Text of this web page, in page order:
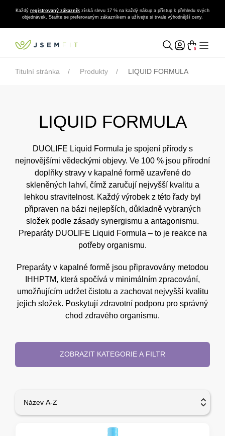
Každý registrovaný zákazník získá slevu 17 % na každý nákup a přístup k přehledu svých
objednávek. Staňte se preferovaným zákazníkem a užívejte si trvale výhodnější ceny.
0
Titulní stránka Produkty LIQUID FORMULA
LIQUID FORMULA
DUOLIFE Liquid Formula je spojení přírody s
nejnovějšími vědeckými objevy. Ve 100 % jsou přírodní
doplňky stravy v kapalné formě uzavřené do
skleněných lahví, čímž zaručují nejvyšší kvalitu a
lehkou stravitelnost. Každý výrobek z této řady byl
připraven na bázi nejlepších, důkladně vybraných
složek podle zásady synergismu a antagonismu.
Preparáty DUOLIFE Liquid Formula – to je reakce na
potřeby organismu.
Preparáty v kapalné formě jsou připravovány metodou
IHHPTM, která spočívá v minimálním zpracování,
umožňujícím udržet čistotu a zachovat nejvyšší kvalitu
jejich složek. Poskytují zdravotní podporu pro správný
chod zdravého organismu.
ZOBRAZIT KATEGORIE A FILTR
Název A-Z